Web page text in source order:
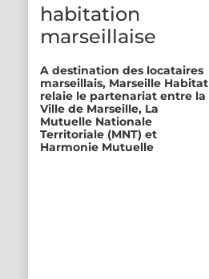
habitation
marseillaise
A destination des locataires
marseillais, Marseille Habitat
relaie le partenariat entre la
Ville de Marseille, La
Mutuelle Nationale
Territoriale (MNT) et
Harmonie Mutuelle